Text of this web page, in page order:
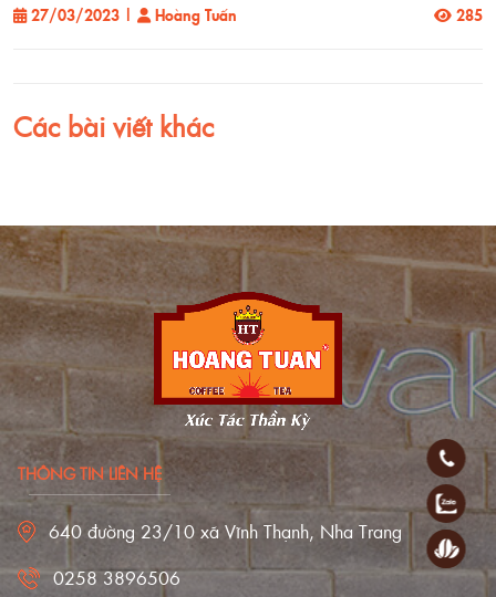
27/03/2023 | Hoàng Tuấn 285
Các bài viết khác
THÔNG TIN LIÊN HỆ
640 đường 23/10 xã Vĩnh Thạnh, Nha Trang
0258 3896506